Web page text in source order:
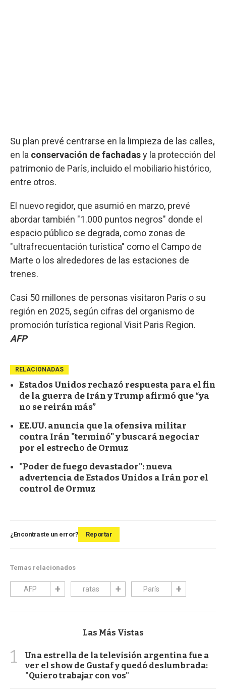
Su plan prevé centrarse en la limpieza de las calles,
en la conservación de fachadasy la protección del
patrimonio de París, incluido el mobiliario histórico,
entre otros.
El nuevo regidor, que asumió en marzo, prevé
abordar también "1.000 puntos negros" donde el
espacio público se degrada, como zonas de
"ultrafrecuentación turística" como el Campo de
Marte o los alrededores de las estaciones de
trenes.
Casi 50 millones de personas visitaron París o su
región en 2025, según cifras del organismo de
promoción turística regional Visit Paris Region.
AFP
RELACIONADAS
Estados Unidos rechazó respuesta para el fin
de la guerra de Irán y Trump afirmó que “ya
no se reirán más”
EE.UU. anuncia que la ofensiva militar
contra Irán "terminó" y buscará negociar
por el estrecho de Ormuz
"Poder de fuego devastador": nueva
advertencia de Estados Unidos a Irán por el
control de Ormuz
¿Encontraste un error? Reportar
Temas relacionados
AFP ratas París
Las Más Vistas
1
Una estrella de la televisión argentina fue a
ver el show de Gustaf y quedó deslumbrada:
"Quiero trabajar con vos"